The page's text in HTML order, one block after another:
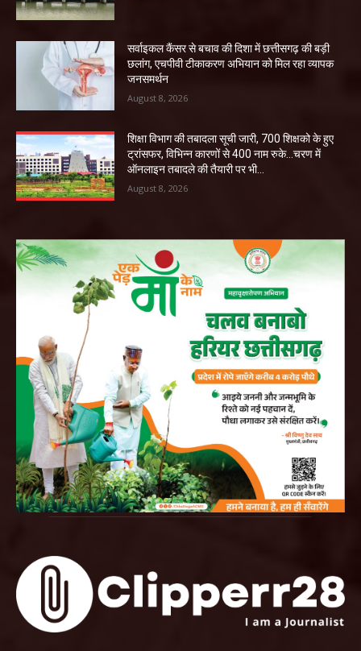
सर्वाइकल कैंसर से बचाव की दिशा में छत्तीसगढ़ की बड़ी
छलांग, एचपीवी टीकाकरण अभियान को मिल रहा व्यापक
जनसमर्थन
August 8, 2026
शिक्षा विभाग की तबादला सूची जारी, 700 शिक्षको के हुए
ट्रांसफर, विभिन्न कारणों से 400 नाम रुके…चरण में
ऑनलाइन तबादले की तैयारी पर भी...
August 8, 2026